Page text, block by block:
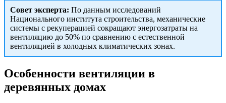
Совет эксперта: По данным исследований
Национального института строительства, механические
системы с рекуперацией сокращают энергозатраты на
вентиляцию до 50% по сравнению с естественной
вентиляцией в холодных климатических зонах.
Особенности вентиляции в
деревянных домах